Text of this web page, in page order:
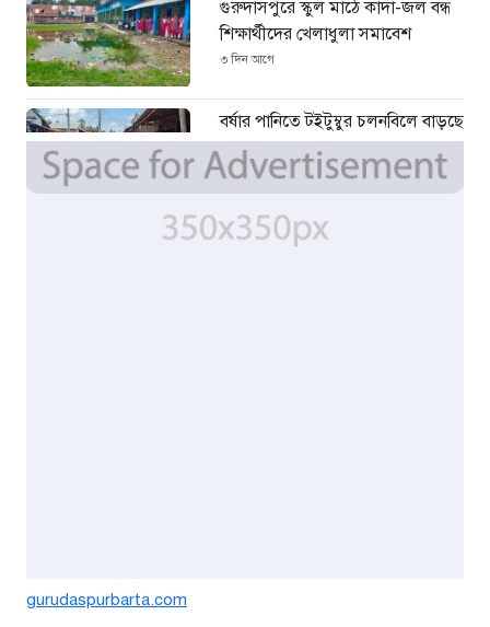
গুরুদাসপুরে স্কুল মাঠে কাদা-জল বন্ধ
শিক্ষার্থীদের খেলাধুলা সমাবেশ
৩ দিন আগে
বর্ষার পানিতে টইটুম্বুর চলনবিলে বাড়ছে
ডিঙি নৌকার চাহিদা
৫ দিন আগে
সিন্ডিকেটের কবজায় পাটের বাজার,
gurudaspurbarta.com